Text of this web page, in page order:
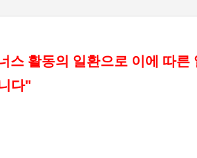
스 활동의 일환으로 이에 따른
다"